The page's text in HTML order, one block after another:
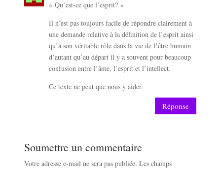
« Qu’est-ce que l’esprit? »
Il n’est pas toujours facile de répondre clairement à
une demande relative à la définition de l’esprit ainsi
qu’à son véritable rôle dans la vie de l’être humain
d’autant qu’au départ il y a souvent pour beaucoup
confusion entre l’âme, l’esprit et l’intellect.
Ce texte ne peut que nous y aider.
Réponse
Soumettre un commentaire
Votre adresse e-mail ne sera pas publiée. Les champs